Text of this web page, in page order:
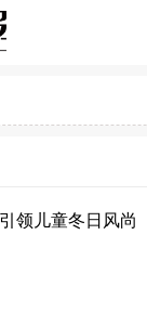
领儿童冬日风尚